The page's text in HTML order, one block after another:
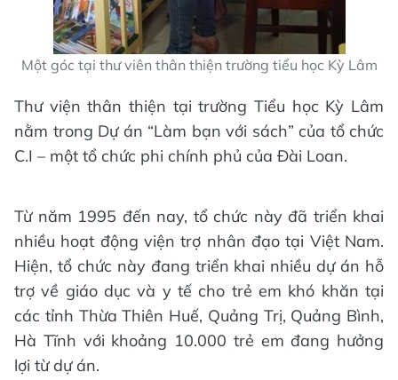
Một góc tại thư viên thân thiện trường tiểu học Kỳ Lâm
Thư viện thân thiện tại trường Tiểu học Kỳ Lâm
nằm trong Dự án “Làm bạn với sách” của tổ chức
C.I – một tổ chức phi chính phủ của Đài Loan.
Từ năm 1995 đến nay, tổ chức này đã triển khai
nhiều hoạt động viện trợ nhân đạo tại Việt Nam.
Hiện, tổ chức này đang triển khai nhiều dự án hỗ
trợ về giáo dục và y tế cho trẻ em khó khăn tại
các tỉnh Thừa Thiên Huế, Quảng Trị, Quảng Bình,
Hà Tĩnh với khoảng 10.000 trẻ em đang hưởng
lợi từ dự án.